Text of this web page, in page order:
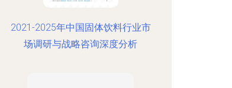
2021-2025年中国固体饮料行业市
场调研与战略咨询深度分析